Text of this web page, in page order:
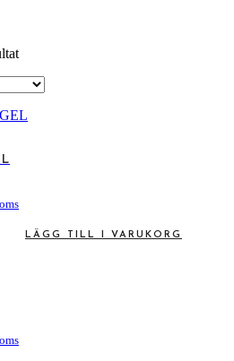
Sortera
senaste
LÄGG TILL I VARUKORG